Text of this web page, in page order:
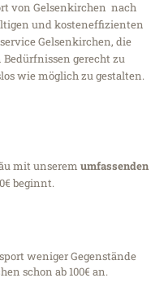
von Gelsenkirchen nach
und kosteneffizienten
Gelsenkirchen, die
gerecht zu
wie möglich zu gestalten.
mit unserem umfassenden
beginnt.
weniger Gegenstände
schon ab 100€ an.